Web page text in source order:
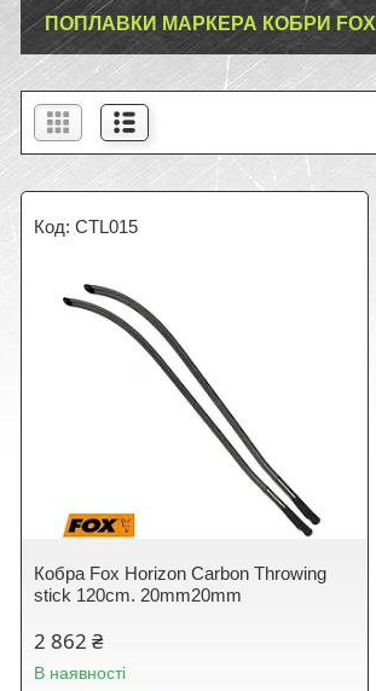
ПОПЛАВКИ МАРКЕРА КОБРИ FOX
CTL015
Кобра Fox Horizon Carbon Throwing
stick 120cm. 20mm20mm
2 862 ₴
В наявності